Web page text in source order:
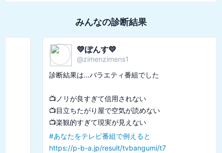
みんなの診断結果
💛ぽんす💛
zimenzimens1
診断結果は...バラエティ番組でした
📺ノリが良すぎて信用されない
📺目立ちたがり屋で空気が読めない
📺楽観的すぎて現実が見えない
あなたをテレビ番組で例えると
https://p-b-a.jp/result/tvbangumi/t7